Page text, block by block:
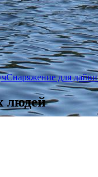
Снаряжение для
людей